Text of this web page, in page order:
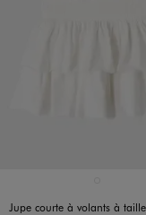
Jupe courte à volants à taille